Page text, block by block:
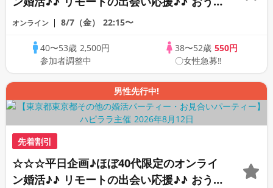
ちで乾杯しませんか♪♪ ☆全国の方が対象
PARTY!!
オンライン 8/7（金） 22:15〜
40〜53歳 2,500円
参加者調整中
38〜52歳 550円
〇女性急募‼
男性先行中!
先着割引
☆☆☆平日企画♪ほぼ40代限定のオンライ
ン婚活♪♪ リモートの出会い応援♪♪ おう